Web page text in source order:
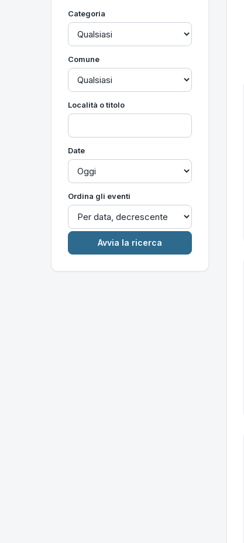
Categoria
Comune
Località o titolo
Date
Ordina gli eventi